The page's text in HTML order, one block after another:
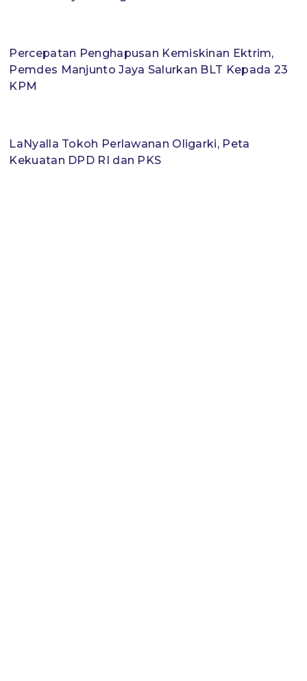
Percepatan Penghapusan Kemiskinan Ektrim,
Pemdes Manjunto Jaya Salurkan BLT Kepada 23
KPM
LaNyalla Tokoh Perlawanan Oligarki, Peta
Kekuatan DPD RI dan PKS